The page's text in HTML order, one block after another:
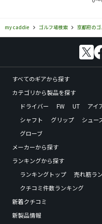
my caddie ゴルフ場検索 京都府の
すべてのギアから探す
カテゴリから製品を探す
ドライバー
FW UT アイ
シャフト
グリップ シュー
グローブ
メーカーから探す
ランキングから探す
ランキングトップ
売れ筋ラ
クチコミ件数ランキング
新着クチコミ
新製品情報